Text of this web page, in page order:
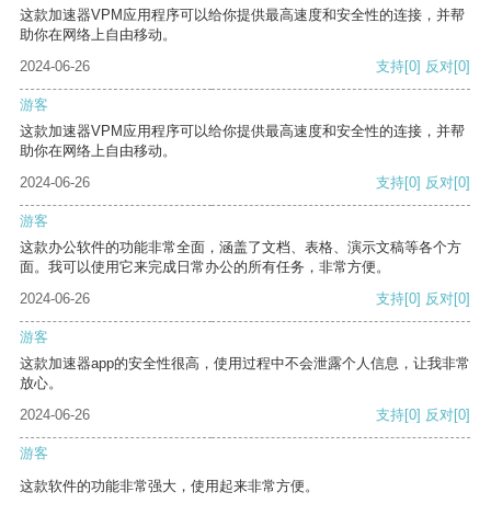
这款加速器VPM应用程序可以给你提供最高速度和安全性的连接，并帮
助你在网络上自由移动。
2024-06-26
支持[0] 反对[0]
游客
这款加速器VPM应用程序可以给你提供最高速度和安全性的连接，并帮
助你在网络上自由移动。
2024-06-26
支持[0] 反对[0]
游客
这款办公软件的功能非常全面，涵盖了文档、表格、演示文稿等各个方
面。我可以使用它来完成日常办公的所有任务，非常方便。
2024-06-26
支持[0] 反对[0]
游客
这款加速器app的安全性很高，使用过程中不会泄露个人信息，让我非常
放心。
2024-06-26
支持[0] 反对[0]
游客
这款软件的功能非常强大，使用起来非常方便。